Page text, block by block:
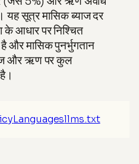
यह सूत्र मासिक ब्याज दर
आधार पर निश्चित
और मासिक पुनर्भुगतान
और ऋण पर कुल
Languagesllms.txt